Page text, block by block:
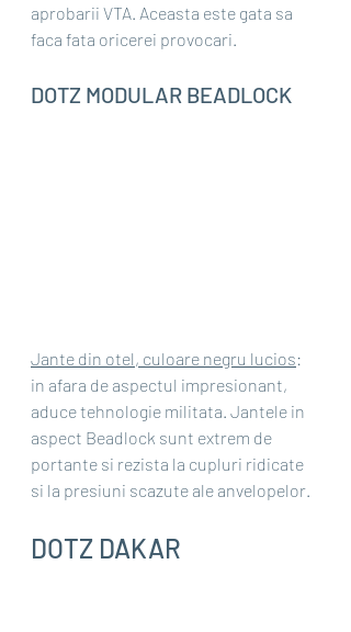
aprobarii VTA. Aceasta este gata sa
faca fata oricerei provocari.
DOTZ MODULAR BEADLOCK
Jante din otel, culoare negru lucios:
in afara de aspectul impresionant,
aduce tehnologie militata. Jantele in
aspect Beadlock sunt extrem de
portante si rezista la cupluri ridicate
si la presiuni scazute ale anvelopelor.
DOTZ DAKAR